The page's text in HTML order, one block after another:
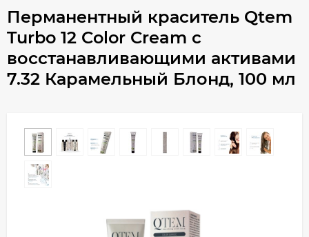
Перманентный краситель Qtem
Turbo 12 Color Cream с
восстанавливающими активами
7.32 Карамельный Блонд, 100 мл